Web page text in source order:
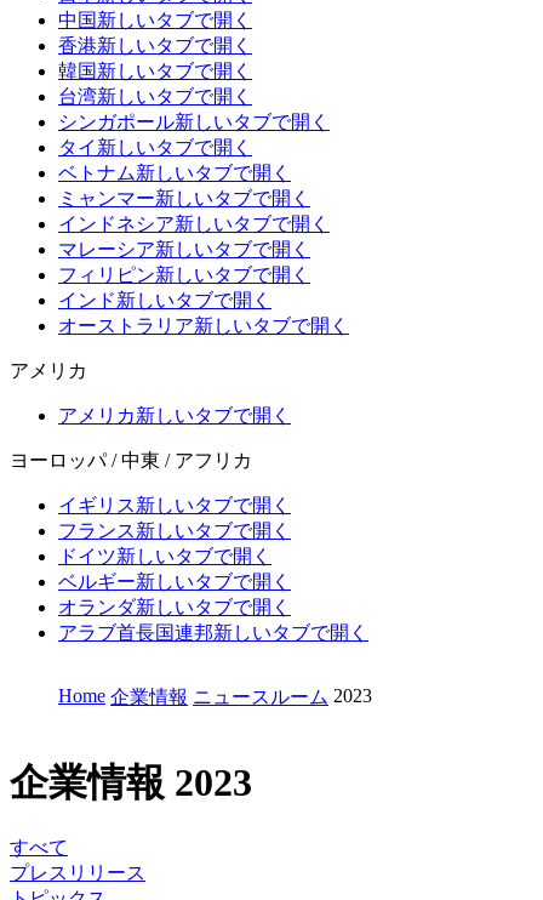
中国新しいタブで開く
香港新しいタブで開く
韓国新しいタブで開く
台湾新しいタブで開く
シンガポール新しいタブで開く
タイ 新しいタブで開く
ベトナム新しいタブで開く
ミャンマー新しいタブで開く
インドネシア新しいタブで開く
マレーシア新しいタブで開く
フィリピン新しいタブで開く
インド新しいタブで開く
オーストラリア新しいタブで開く
アメリカ
アメリカ新しいタブで開く
ヨーロッパ / 中東 / アフリカ
イギリス新しいタブで開く
フランス新しいタブで開く
ドイツ新しいタブで開く
ベルギー新しいタブで開く
オランダ新しいタブで開く
アラブ首長国連邦新しいタブで開く
Home 企業情報 ニュースルーム 2023
企業情報 2023
すべて
プレスリリース